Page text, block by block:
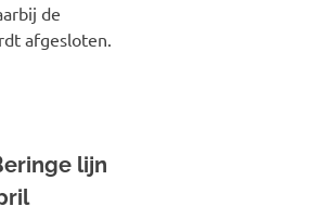
de
afgesloten.
lijn